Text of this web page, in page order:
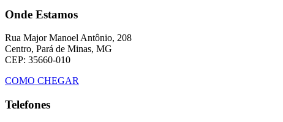
Onde Estamos
Rua Major Manoel Antônio, 208
Centro, Pará de Minas, MG
CEP: 35660-010
COMO CHEGAR
Telefones